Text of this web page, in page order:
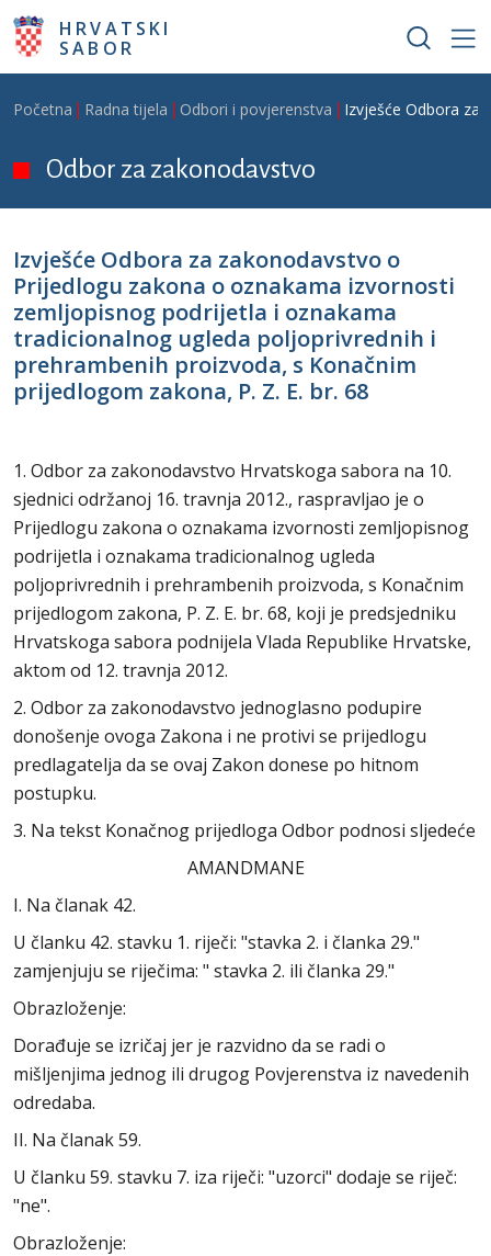
Skoči na glavni sadržaj
HRVATSKI
SABOR
Breadcrumb
Početna Radna tijela Odbori i povjerenstva Izvješće Odbora za
Odbor za zakonodavstvo
Izvješće Odbora za zakonodavstvo o
Prijedlogu zakona o oznakama izvornosti
zemljopisnog podrijetla i oznakama
tradicionalnog ugleda poljoprivrednih i
prehrambenih proizvoda, s Konačnim
prijedlogom zakona, P. Z. E. br. 68
1. Odbor za zakonodavstvo Hrvatskoga sabora na 10.
sjednici održanoj 16. travnja 2012., raspravljao je o
Prijedlogu zakona o oznakama izvornosti zemljopisnog
podrijetla i oznakama tradicionalnog ugleda
poljoprivrednih i prehrambenih proizvoda, s Konačnim
prijedlogom zakona, P. Z. E. br. 68, koji je predsjedniku
Hrvatskoga sabora podnijela Vlada Republike Hrvatske,
aktom od 12. travnja 2012.
2. Odbor za zakonodavstvo jednoglasno podupire
donošenje ovoga Zakona i ne protivi se prijedlogu
predlagatelja da se ovaj Zakon donese po hitnom
postupku.
3. Na tekst Konačnog prijedloga Odbor podnosi sljedeće
AMANDMANE
I. Na članak 42.
U članku 42. stavku 1. riječi: "stavka 2. i članka 29."
zamjenjuju se riječima: " stavka 2. ili članka 29."
Obrazloženje:
Dorađuje se izričaj jer je razvidno da se radi o
mišljenjima jednog ili drugog Povjerenstva iz navedenih
odredaba.
II. Na članak 59.
U članku 59. stavku 7. iza riječi: "uzorci" dodaje se riječ:
"ne".
Obrazloženje: